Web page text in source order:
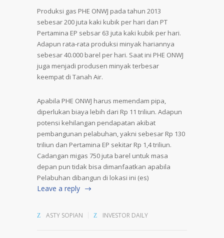
Produksi gas PHE ONWJ pada tahun 2013
sebesar 200 juta kaki kubik per hari dan PT
Pertamina EP sebsar 63 juta kaki kubik per hari.
Adapun rata-rata produksi minyak hariannya
sebesar 40.000 barel per hari. Saat ini PHE ONWJ
juga menjadi produsen minyak terbesar
keempat di Tanah Air.
Apabila PHE ONWJ harus memendam pipa,
diperlukan biaya lebih dari Rp 11 triliun. Adapun
potensi kehilangan pendapatan akibat
pembangunan pelabuhan, yakni sebesar Rp 130
triliun dan Pertamina EP sekitar Rp 1,4 triliun.
Cadangan migas 750 juta barel untuk masa
depan pun tidak bisa dimanfaatkan apabila
Pelabuhan dibangun di lokasi ini (es)
Leave a reply
ASTY SOPIAN INVESTOR DAILY